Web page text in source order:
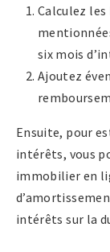
Calculez
six mois
Ajoutez
Ensuite, pour
intérêts, vous
immobilier en
intérêts sur la